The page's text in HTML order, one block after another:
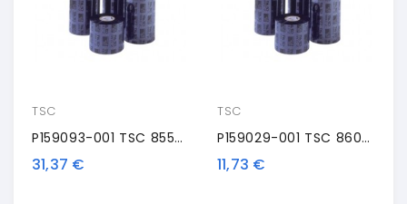
TSC
P159093-001 TSC 8550-SWR, TSC, Nastro Trasportatore Termico, Cera/resina, 152 Mm, Nero
31,37 €
TSC
P159029-001 TSC 8600-SRE, TSC, Nastro Trasportatore Termico, Resina, 110 Mm, Nero
11,73 €